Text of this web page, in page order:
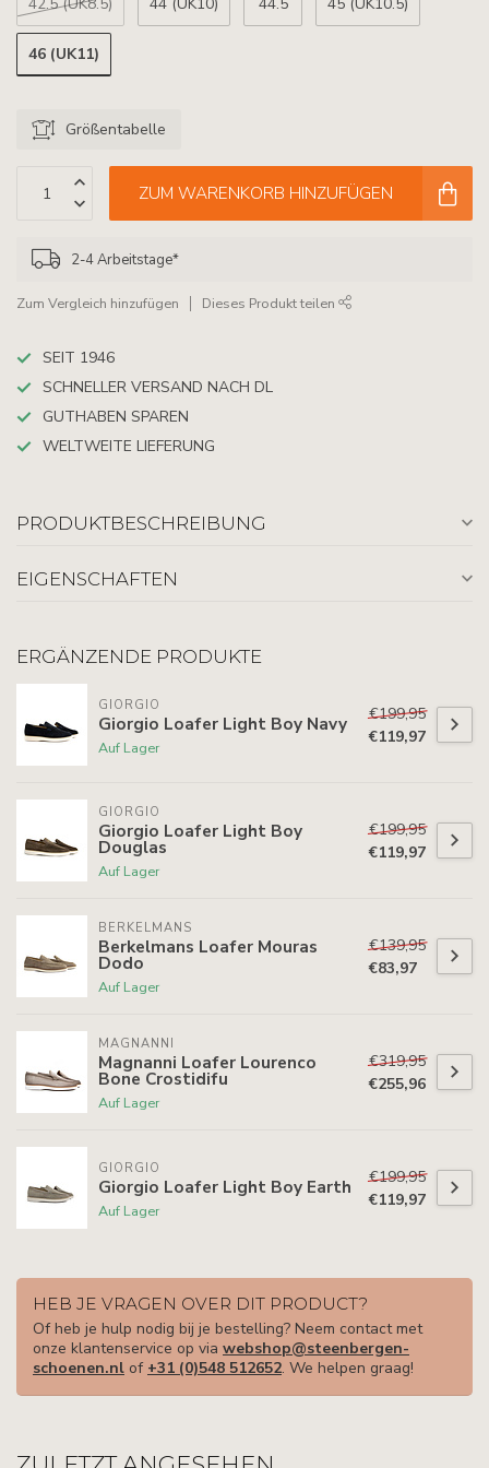
46 (UK11)
Größentabelle
ZUM WARENKORB HINZUFÜGEN
2-4 Arbeitstage*
Zum Vergleich hinzufügen Dieses Produkt teilen
SEIT 1946
SCHNELLER VERSAND NACH DL
GUTHABEN SPAREN
WELTWEITE LIEFERUNG
PRODUKTBESCHREIBUNG
EIGENSCHAFTEN
ERGÄNZENDE PRODUKTE
GIORGIO
Giorgio Loafer Light Boy Navy
Auf Lager
€199,95
€119,97
GIORGIO
Giorgio Loafer Light Boy
Douglas
Auf Lager
€199,95
€119,97
BERKELMANS
Berkelmans Loafer Mouras
Dodo
Auf Lager
€139,95
€83,97
MAGNANNI
Magnanni Loafer Lourenco
Bone Crostidifu
Auf Lager
€319,95
€255,96
GIORGIO
Giorgio Loafer Light Boy Earth
Auf Lager
€199,95
€119,97
HEB JE VRAGEN OVER DIT PRODUCT?
Of heb je hulp nodig bij je bestelling? Neem contact met
onze klantenservice op via webshop@steenbergen-
schoenen.nl of +31 (0)548 512652. We helpen graag!